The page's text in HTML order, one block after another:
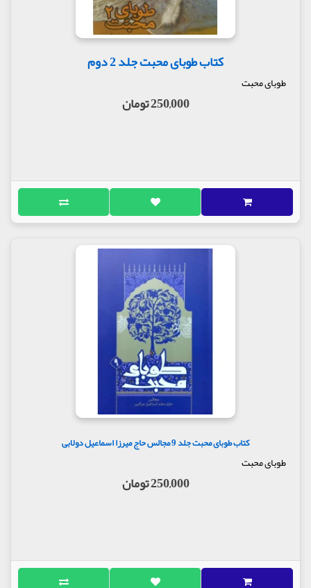
کتاب طوبای محبت جلد 2 دوم
طوبای محبت
250,000 تومان
کتاب طوبای محبت جلد 9 مجالس حاج میرزا اسماعیل دولابی
طوبای محبت
250,000 تومان